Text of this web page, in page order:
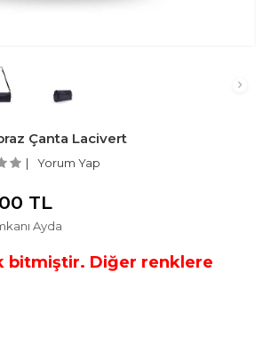
Çanta Lacivert
Yorum Yap
TL
Ayda
bitmiştir. Diğer renklere